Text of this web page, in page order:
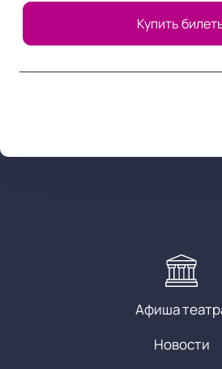
Купить
Афиша
Новости